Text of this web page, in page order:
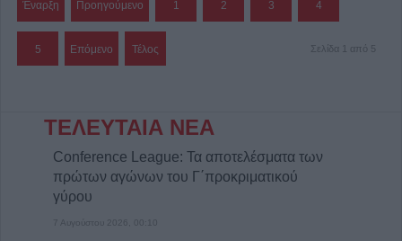
Έναρξη Προηγούμενο 1 2 3 4
5 Επόμενο Τέλος Σελίδα 1 από 5
ΤΕΛΕΥΤΑΙΑ ΝΕΑ
Conference League: Τα αποτελέσματα των
πρώτων αγώνων του Γ΄προκριματικού
γύρου
7 Αυγούστου 2026, 00:10